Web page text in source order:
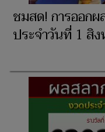
ชมสด! การออก
ประจำวันที่ 1 สิ